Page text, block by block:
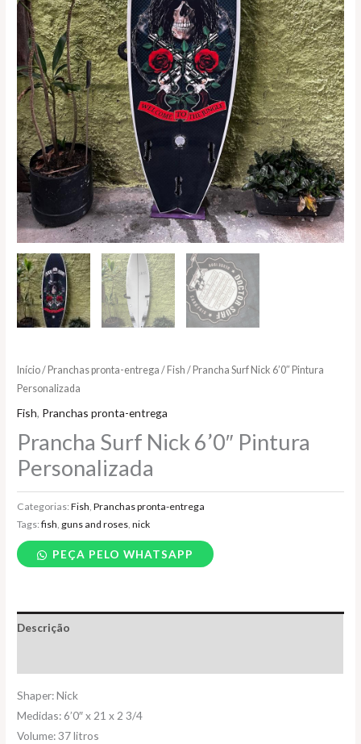
Início/Pranchas pronta-entrega /Fish / Prancha Surf Nick 6’0″ Pintura
Personalizada
Fish, Pranchas pronta-entrega
Prancha Surf Nick 6’0″ Pintura
Personalizada
Categorias:Fish ,Pranchas pronta-entrega
Tags:fish guns and roses ,nick
PEÇA PELO WHATSAPP
Descrição
Shaper: Nick
Medidas: 6’0″ x 21 x 2 3/4
Volume: 37 litros